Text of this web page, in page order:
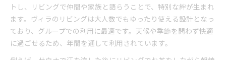
トし、リビングで仲間や家族と語らうことで、特別な絆が生まれ
ます。ヴィラのリビングは大人数でもゆったり使える設計となっ
ており、グループでの利用に最適です。天候や季節を問わず快適
に過ごせるため、年間を通して利用されています。